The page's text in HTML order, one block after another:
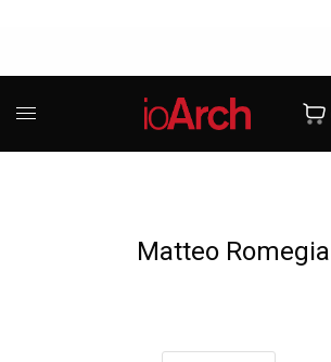
Matteo